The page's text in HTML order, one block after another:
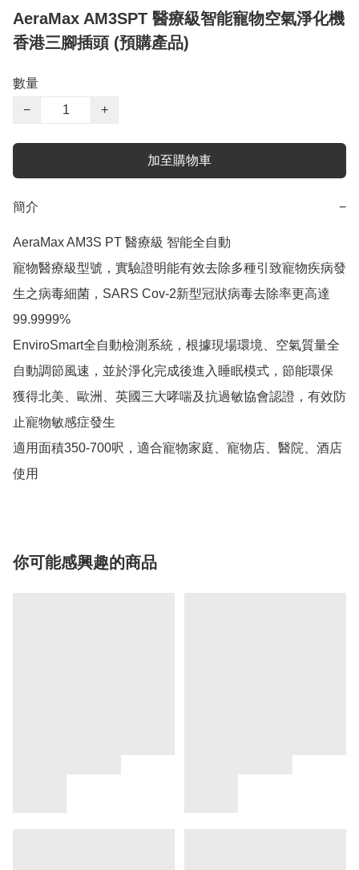
AeraMax AM3SPT 醫療級智能寵物空氣淨化機
香港三腳插頭 (預購產品)
數量
−
+
加至購物車
簡介 −
AeraMax AM3S PT 醫療級 智能全自動
寵物醫療級型號，實驗證明能有效去除多種引致寵物疾病發
生之病毒細菌，SARS Cov-2新型冠狀病毒去除率更高達
99.9999%
EnviroSmart全自動檢測系統，根據現場環境、空氣質量全
自動調節風速，並於淨化完成後進入睡眠模式，節能環保
獲得北美、歐洲、英國三大哮喘及抗過敏協會認證，有效防
止寵物敏感症發生
適用面積350-700呎，適合寵物家庭、寵物店、醫院、酒店
使用
你可能感興趣的商品